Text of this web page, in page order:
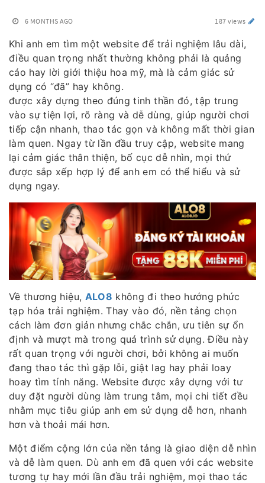
6 MONTHS AGO 187 views
Khi anh em tìm một website để trải nghiệm lâu dài,
điều quan trọng nhất thường không phải là quảng
cáo hay lời giới thiệu hoa mỹ, mà là cảm giác sử
dụng có “đã” hay không.
được xây dựng theo đúng tinh thần đó, tập trung
vào sự tiện lợi, rõ ràng và dễ dùng, giúp người chơi
tiếp cận nhanh, thao tác gọn và không mất thời gian
làm quen. Ngay từ lần đầu truy cập, website mang
lại cảm giác thân thiện, bố cục dễ nhìn, mọi thứ
được sắp xếp hợp lý để anh em có thể hiểu và sử
dụng ngay.
Về thương hiệu, ALO8 không đi theo hướng phức
tạp hóa trải nghiệm. Thay vào đó, nền tảng chọn
cách làm đơn giản nhưng chắc chắn, ưu tiên sự ổn
định và mượt mà trong quá trình sử dụng. Điều này
rất quan trọng với người chơi, bởi không ai muốn
đang thao tác thì gặp lỗi, giật lag hay phải loay
hoay tìm tính năng. Website được xây dựng với tư
duy đặt người dùng làm trung tâm, mọi chi tiết đều
nhằm mục tiêu giúp anh em sử dụng dễ hơn, nhanh
hơn và thoải mái hơn.
Một điểm cộng lớn của nền tảng là giao diện dễ nhìn
và dễ làm quen. Dù anh em đã quen với các website
tương tự hay mới lần đầu trải nghiệm, mọi thao tác